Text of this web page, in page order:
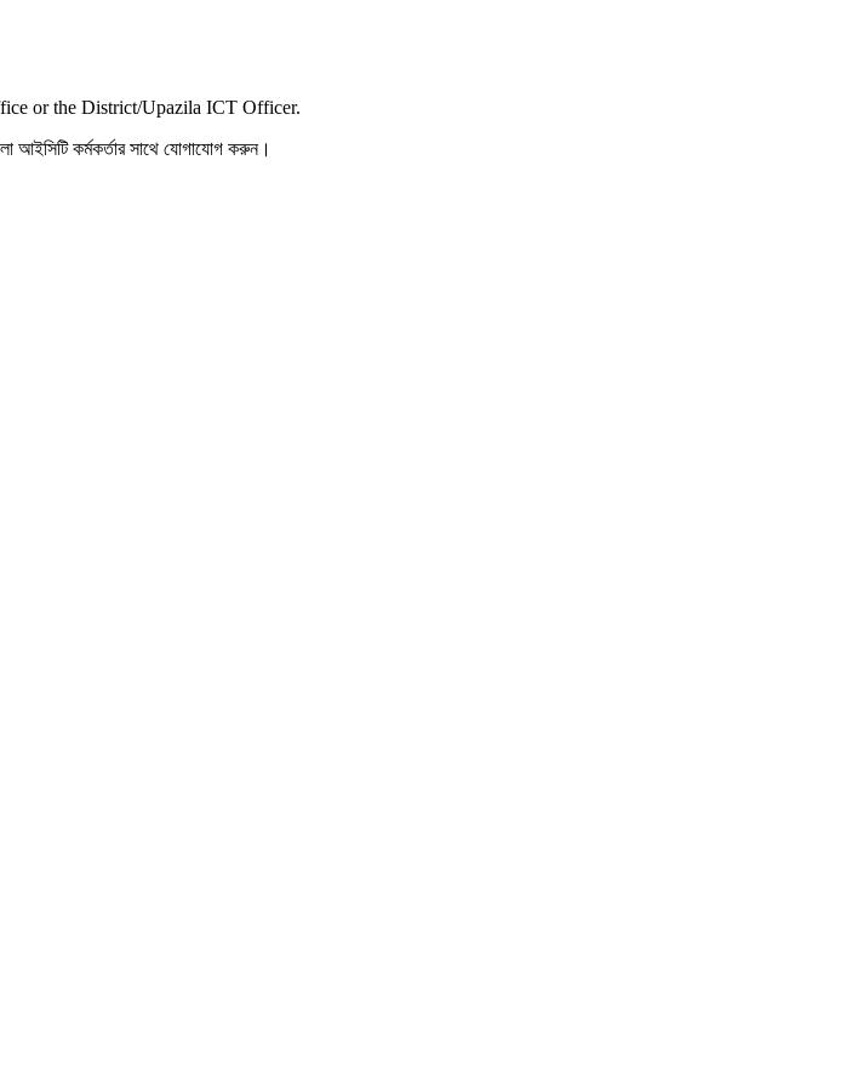
or the District/Upazila ICT Officer.
আইসিটি কর্মকর্তার সাথে যোগাযোগ করুন।